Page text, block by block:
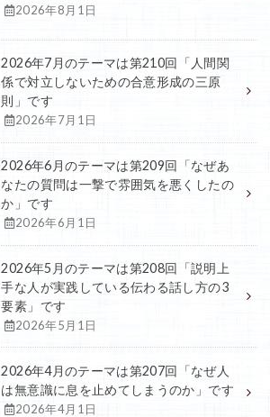
2026年8月1日
2026年7月のテーマは第210回「人間関
係で対立しないための合意形成の三原
則」です
2026年7月1日
2026年6月のテーマは第209回「なぜあ
なたの質問は一撃で雰囲気を悪くしたの
か」です
2026年6月1日
2026年5月のテーマは第208回「説明上
手な人が実践している伝わる話し方の3
要素」です
2026年5月1日
2026年4月のテーマは第207回「なぜ人
は無意識に息を止めてしまうのか」です
2026年4月1日